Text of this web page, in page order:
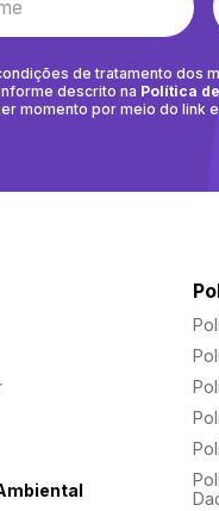
de tratamento dos
descrito na Política
momento por meio do link